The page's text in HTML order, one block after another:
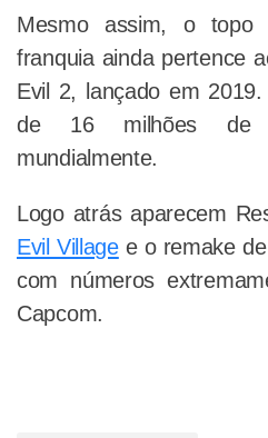
Mesmo assim, o topo
franquia ainda pertence
Evil 2, lançado em
de 16 milhões de
mundialmente.
Logo atrás aparecem
Evil Villagee o remake de
com números
Capcom.